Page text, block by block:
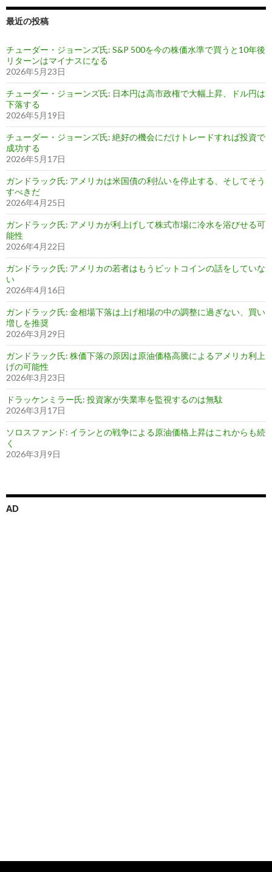
最近の投稿
チューダー・ジョーンズ氏: S&P 500を今の株価水準で買うと10年後
リターンはマイナスになる
2026年5月23日
チューダー・ジョーンズ氏: 日本円は高市政権で大幅上昇、ドル円は
下落する
2026年5月19日
チューダー・ジョーンズ氏: 絶好の機会にだけトレードすれば投資で
成功する
2026年5月17日
ガンドラック氏: アメリカは米国債の利払いを停止する、そしてそう
すべきだ
2026年4月25日
ガンドラック氏: アメリカが利上げして株式市場に冷水を浴びせる可
能性
2026年4月22日
ガンドラック氏: アメリカの若者はもうビットコインの話をしていな
い
2026年4月16日
ガンドラック氏: 金相場下落は上げ相場の中の調整に過ぎない、買い
増しを推奨
2026年3月29日
ガンドラック氏: 株価下落の原因は原油価格高騰によるアメリカ利上
げの可能性
2026年3月23日
ドラッケンミラー氏: 投資家が失業率を監視するのは無駄
2026年3月17日
ソロスファンド: イランとの戦争による原油価格上昇はこれからも続
く
2026年3月9日
AD